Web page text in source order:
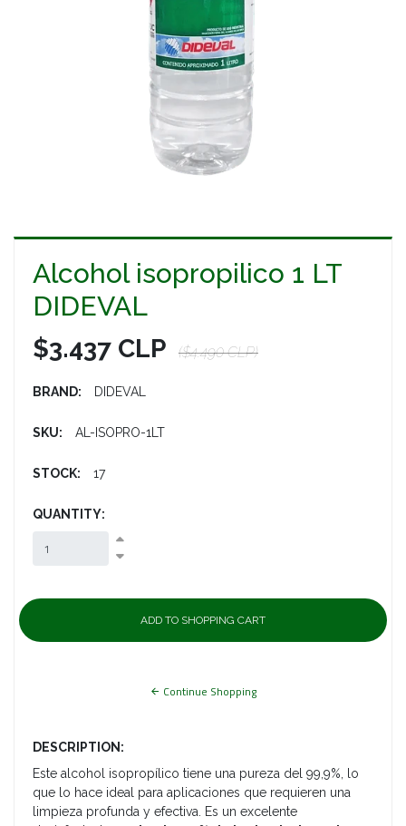
Alcohol isopropilico 1 LT
DIDEVAL
$3.437 CLP ($4.490 CLP)
BRAND: DIDEVAL
SKU: AL-ISOPRO-1LT
STOCK: 17
QUANTITY:
Continue Shopping
DESCRIPTION:
Este alcohol isopropílico tiene una pureza del 99,9%, lo
que lo hace ideal para aplicaciones que requieren una
limpieza profunda y efectiva. Es un excelente